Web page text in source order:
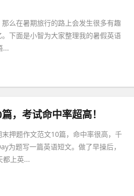
么在暑期旅行的路上会发生很多有趣
下面是小智为大家整理我的暑假英语
...
，考试命中率超高！
押题作文范文10篇，命中率很高，千
为题写一篇英语短文。做了早操后，
都上英...